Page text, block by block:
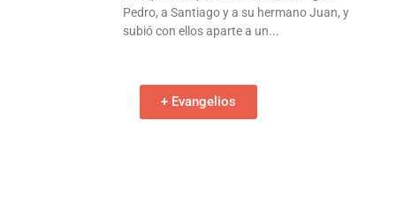
Pedro, a Santiago y a su hermano Juan, y
subió con ellos aparte a un
+ Evangelios